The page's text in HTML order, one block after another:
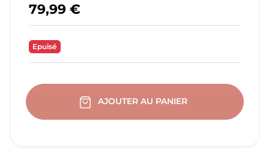
79,99 €
Epuisé
AJOUTER AU PANIER